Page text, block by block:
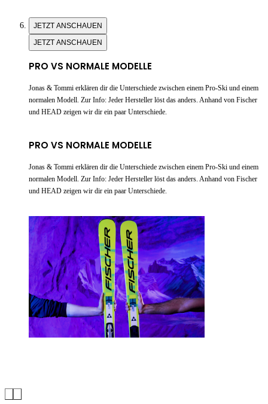
JETZT ANSCHAUEN
JETZT ANSCHAUEN
PRO VS NORMALE MODELLE
Jonas & Tommi erklären dir die Unterschiede zwischen einem Pro-Ski und einem
normalen Modell. Zur Info: Jeder Hersteller löst das anders. Anhand von Fischer
und HEAD zeigen wir dir ein paar Unterschiede.
PRO VS NORMALE MODELLE
Jonas & Tommi erklären dir die Unterschiede zwischen einem Pro-Ski und einem
normalen Modell. Zur Info: Jeder Hersteller löst das anders. Anhand von Fischer
und HEAD zeigen wir dir ein paar Unterschiede.